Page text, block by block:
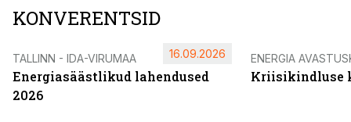
KONVERENTSID
TALLINN - IDA-VIRUMAA
Energiasäästlikud lahendused
2026
16.09.2026 ENERGIA
Kriisikindluse